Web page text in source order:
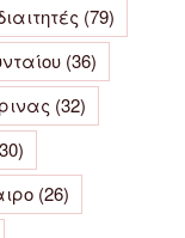
(79)
(36)
(32)
(26)